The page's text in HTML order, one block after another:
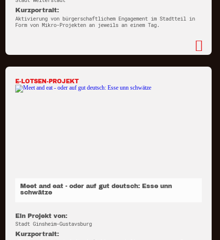
Kurzportrait:
Aktivierung von bürgerschaftlichem Engagement im Stadtteil in
Form von Mikro-Projekten an jeweils an einem Tag.
E-LOTSEN-PROJEKT
Meet and eat - oder auf gut deutsch: Esse unn
schwätze
Ein Projekt von:
Stadt Ginsheim-Gustavsburg
Kurzportrait: